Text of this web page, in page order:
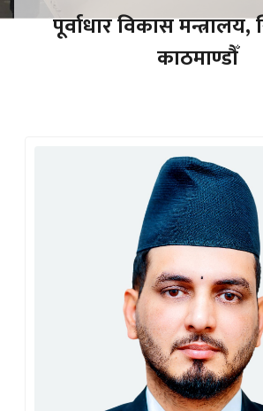
पूर्वाधार विकास मन्त्रालय,
काठमाण्डौँ